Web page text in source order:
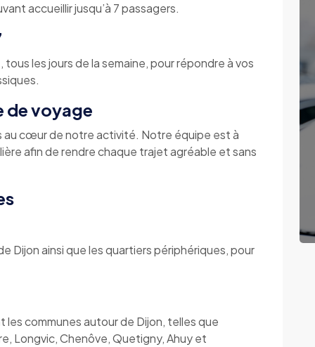
accueillir jusqu’à 7 passagers.
les jours de la semaine, pour répondre à vos
de voyage
au cœur de notre activité. Notre équipe est à
afin de rendre chaque trajet agréable et sans
Dijon ainsi que les quartiers périphériques, pour
communes autour de Dijon, telles que
Longvic, Chenôve, Quetigny, Ahuy et